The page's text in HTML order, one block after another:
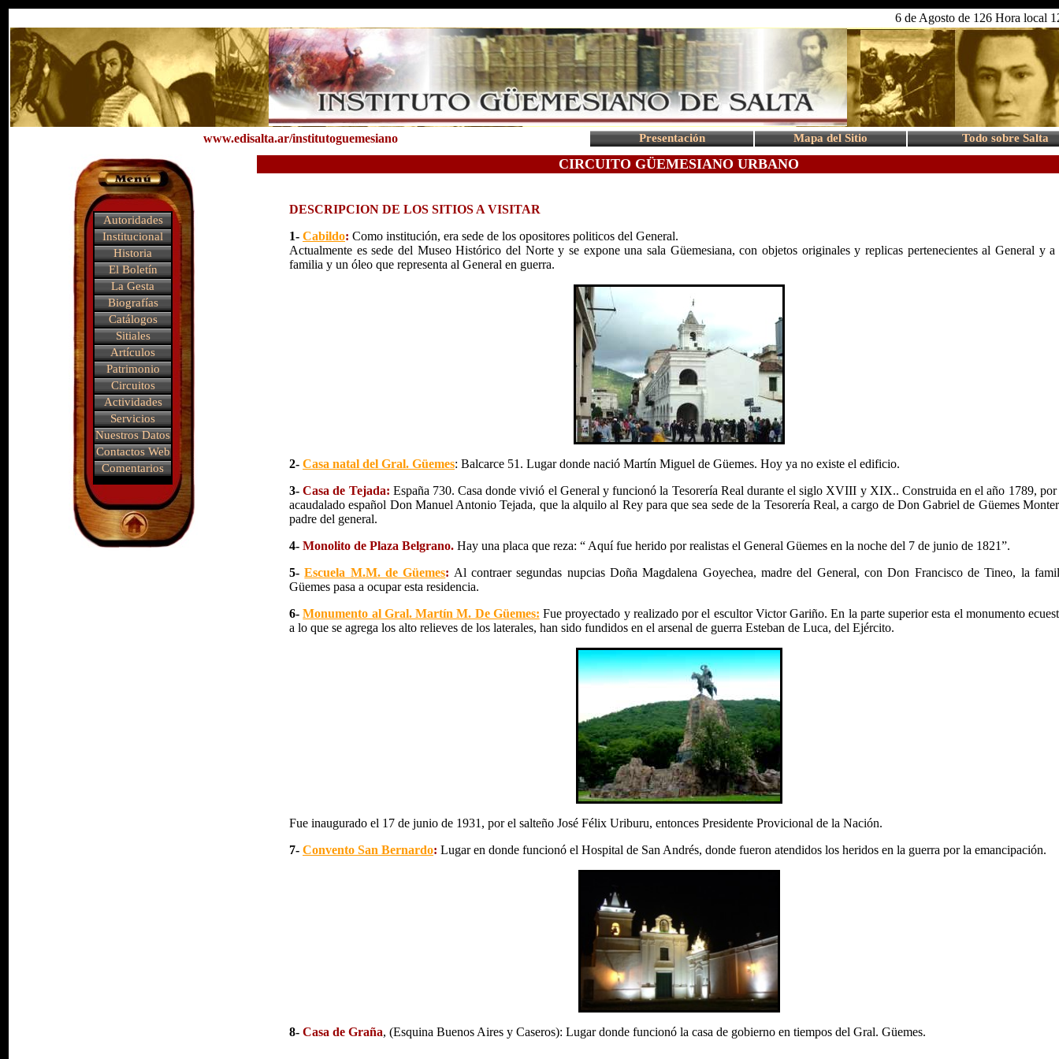
6 de Agosto de 126 Hora local
www.edisalta.ar/institutoguemesiano Presentación Mapa del Sitio Todo sobre Salta
Autoridades
Institucional
Historia
El Boletín
La Gesta
Biografías
Catálogos
Sitiales
Artículos
Patrimonio
Circuitos
Actividades
Servicios
Nuestros Datos
Contactos Web
Comentarios
CIRCUITO GÜEMESIANO URBANO
DESCRIPCION DE LOS SITIOS A VISITAR
1- Cabildo: Como institución, era sede de los opositores politicos del General.
Actualmente es sede del Museo Histórico del Norte y se expone una sala Güemesiana, con objetos originales y replicas pertenecientes al General y a
familia y un óleo que representa al General en guerra.
2- Casa natal del Gral. Güemes: Balcarce 51. Lugar donde nació Martín Miguel de Güemes. Hoy ya no existe el edificio.
3- Casa de Tejada: España 730. Casa donde vivió el General y funcionó la Tesorería Real durante el siglo XVIII y XIX.. Construida en el año 1789, por
acaudalado español Don Manuel Antonio Tejada, que la alquilo al Rey para que sea sede de la Tesorería Real, a cargo de Don Gabriel de Güemes
padre del general.
4- Monolito de Plaza Belgrano. Hay una placa que reza: “ Aquí fue herido por realistas el General Güemes en la noche del 7 de junio de 1821”.
5- Escuela M.M. de Güemes: Al contraer segundas nupcias Doña Magdalena Goyechea, madre del General, con Don Francisco de Tineo, la
Güemes pasa a ocupar esta residencia.
6-Monumento al Gral. Martín M. De Güemes: Fue proyectado y realizado por el escultor Victor Gariño. En la parte superior esta el monumento
a lo que se agrega los alto relieves de los laterales, han sido fundidos en el arsenal de guerra Esteban de Luca, del Ejército.
Fue inaugurado el 17 de junio de 1931, por el salteño José Félix Uriburu, entonces Presidente Provicional de la Nación.
7- Convento San Bernardo: Lugar en donde funcionó el Hospital de San Andrés, donde fueron atendidos los heridos en la guerra por la emancipación.
8- Casa de Graña, (Esquina Buenos Aires y Caseros): Lugar donde funcionó la casa de gobierno en tiempos del Gral. Güemes.